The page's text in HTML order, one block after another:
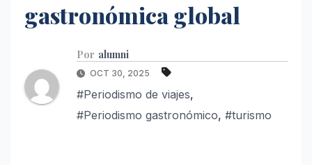
gastronómica global
Por alumni
OCT 30, 2025
#Periodismo de viajes,
#Periodismo gastronómico, #turismo